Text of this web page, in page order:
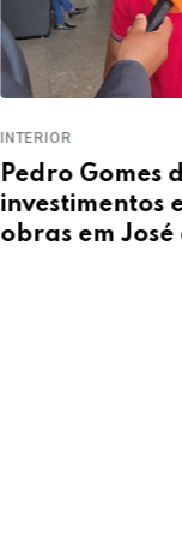
INTERDITA
Ponte
Timon será
horas nesta